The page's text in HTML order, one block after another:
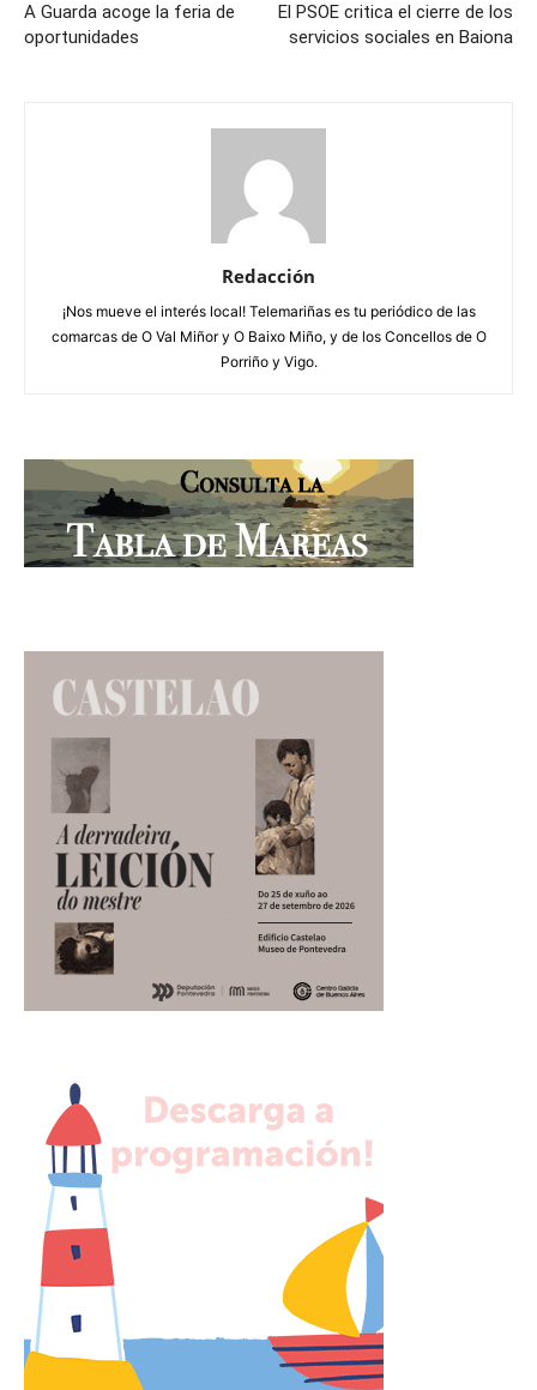
A Guarda acoge la feria de
oportunidades
El PSOE critica el cierre de los
servicios sociales en Baiona
Redacción
¡Nos mueve el interés local! Telemariñas es tu periódico de las
comarcas de O Val Miñor y O Baixo Miño, y de los Concellos de O
Porriño y Vigo.